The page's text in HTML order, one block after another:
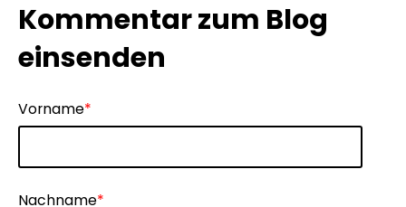
Kommentar zum Blog
einsenden
Vorname*
Nachname*